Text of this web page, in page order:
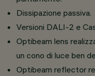
Dissipazione passiva.
Versioni DALI-2 e
Optibeam lens
un cono di luce ben
Optibeam reflector